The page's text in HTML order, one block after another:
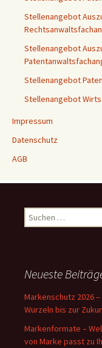
Stellenangebot
Stellenangebot
Stellenangebot
Stellenangebot
Impressum
Datenschutz
AGB
Suchen
nach:
Neueste
Markenschutz 2026 –
Wurzeln bis zur
Markenformate –
von Marke passt zu